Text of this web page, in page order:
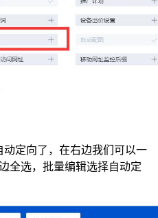
定向了，在右边我们可以一
全选，批量编辑选择自动定